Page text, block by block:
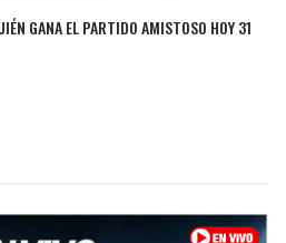
GANA EL PARTIDO AMISTOSO HOY 31